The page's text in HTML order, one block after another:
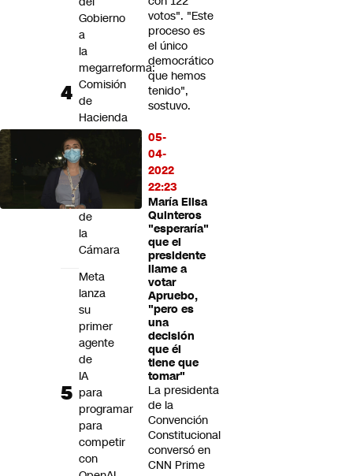
votos". "Este
proceso es
el único
democrático
que hemos
tenido",
sostuvo.
05-
04-
2022
22:23
María Elisa
Quinteros
"esperaría"
que el
presidente
llame a
votar
Apruebo,
"pero es
una
decisión
que él
tiene que
tomar"
La presidenta
de la
Convención
Constitucional
conversó en
CNN Prime
Gobierno
a
la
megarreforma:
Comisión
de
Hacienda
los
despacha
a
la
Sala
de
la
Cámara
Meta
lanza
su
primer
agente
de
IA
para
programar
para
competir
con